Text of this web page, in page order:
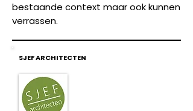
bestaande context maar ook kunnen
verrassen.
SJEF ARCHITECTEN